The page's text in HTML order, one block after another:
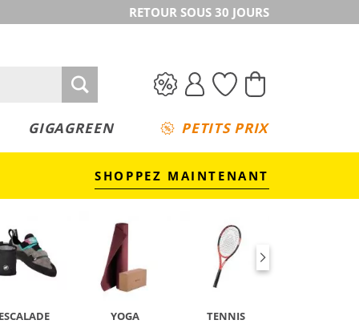
RETOUR SOUS 30 JOURS
GIGAGREEN PETITS PRIX
SHOPPEZ MAINTENANT
YOGA TENNIS